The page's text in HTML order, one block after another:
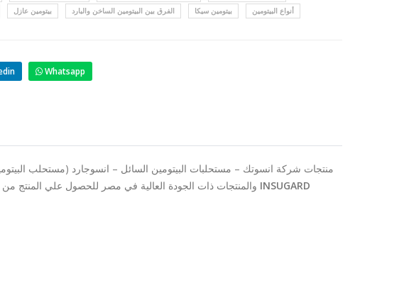
بيتومين عازل الفرق بين البيتومين الساخن والبارد بيتومين سيكا أنواع البيتومين
Whatsapp
منتجات شركة انسوتك – مستحلبات البيتومين السائل – انسوجارد (مستحلب
والمنتجات ذات الجودة العالية في مصر للحصول علي المنتج من خلال التواصل